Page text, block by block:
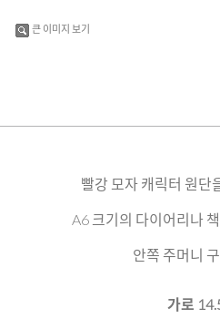
큰 이미지 보기
빨강 모자 캐릭터 원단
A6 크기의 다이어리나
안쪽 주머니
가로